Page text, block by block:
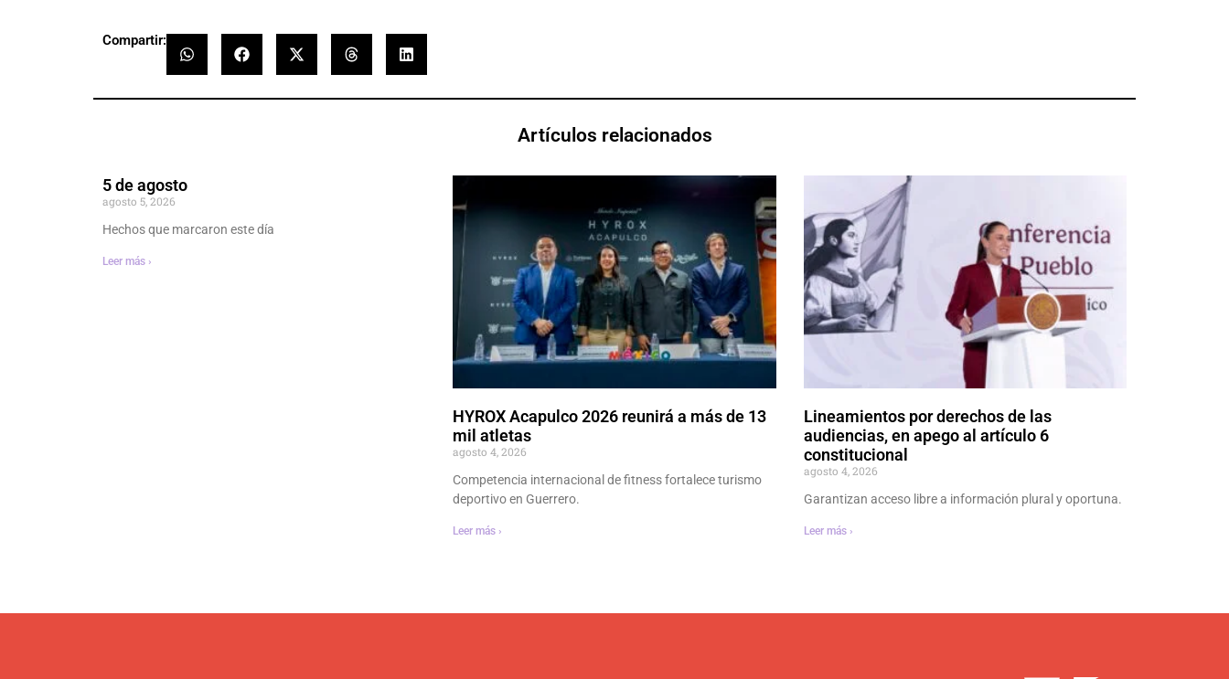
Compartir:
Artículos relacionados
5 de agosto
agosto 5, 2026
Hechos que marcaron este día
Leer más ›
HYROX Acapulco 2026 reunirá a más de 13
mil atletas
agosto 4, 2026
Competencia internacional de fitness fortalece turismo
deportivo en Guerrero.
Leer más ›
Lineamientos por derechos de las
audiencias, en apego al artículo 6
constitucional
agosto 4, 2026
Garantizan acceso libre a información plural y oportuna.
Leer más ›